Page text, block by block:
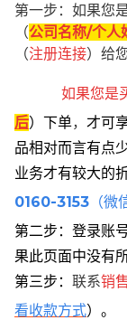
第一步：如果您
（公司名称/个人
（注册连接）给
如果您是
后） 下单， 才可
品相对而言有点
业务才有较大的折
0160-3153 （微
第二步：登录账
果此页面中没有
第三步： 联系销
看收款方式）。